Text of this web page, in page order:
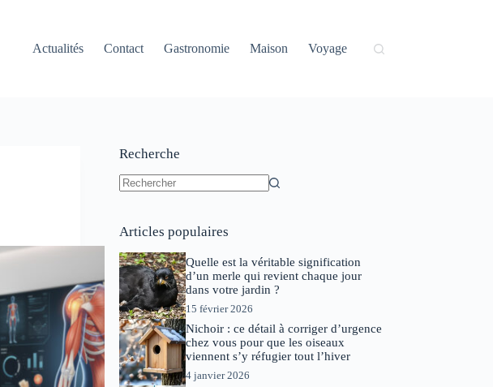
Actualités
Contact Gastronomie Maison Voyage
Recherche
Articles populaires
Quelle est la véritable signification
d’un merle qui revient chaque jour
dans votre jardin ?
15 février 2026
Nichoir : ce détail à corriger d’urgence
chez vous pour que les oiseaux
viennent s’y réfugier tout l’hiver
4 janvier 2026